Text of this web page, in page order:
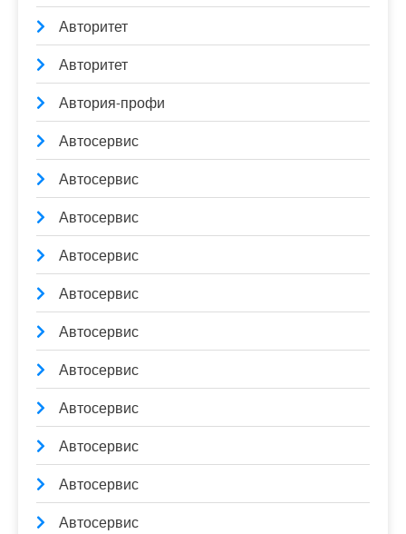
Авторитет
Авторитет
Автория-профи
Автосервис
Автосервис
Автосервис
Автосервис
Автосервис
Автосервис
Автосервис
Автосервис
Автосервис
Автосервис
Автосервис